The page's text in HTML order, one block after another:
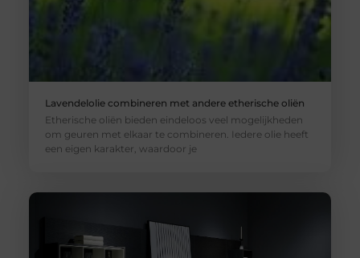
Lavendelolie combineren met andere etherische oliën
Etherische oliën bieden eindeloos veel mogelijkheden
om geuren met elkaar te combineren. Iedere olie heeft
een eigen karakter, waardoor je